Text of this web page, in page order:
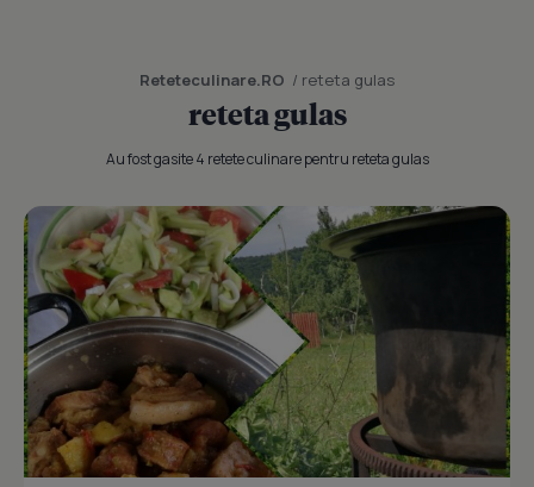
Reteteculinare.RO / reteta gulas
reteta gulas
Au fost gasite 4 retete culinare pentru reteta gulas